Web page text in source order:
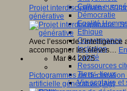
Culture
Démocratie
Egalité
Ethique
Gouvernance
Inclusion
Laïcité
Ressources
Tiers - lieux
Vie scolaire et
Projet interdisciplinaire :
générative
Avec l’essor de
accompagner les élèves…
Mar 04 2025
Pictogrammes de
artificielle générative (IAg)